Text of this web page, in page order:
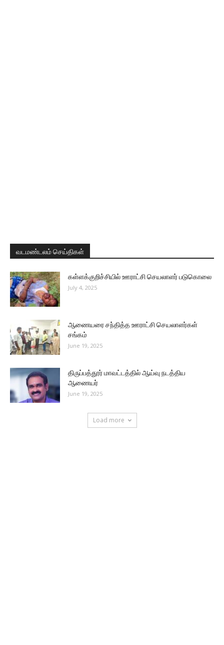
வடமண்டலம் செய்திகள்
கள்ளக்குறிச்சியில் ஊராட்சி செயலாளர் படுகொலை
July 4, 2025
ஆணையரை சந்தித்த ஊராட்சி செயலாளர்கள்
சங்கம்
June 19, 2025
திருப்பத்தூர் மாவட்டத்தில் ஆய்வு நடத்திய
ஆணையர்
June 19, 2025
Load more